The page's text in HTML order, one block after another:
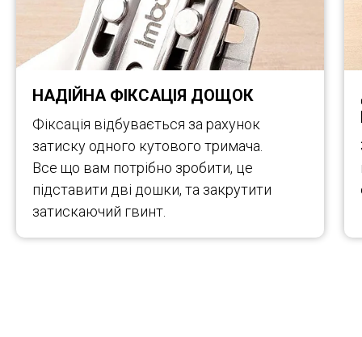
НАДІЙНА ФІКСАЦІЯ ДОЩОК
Фіксація відбувається за рахунок
затиску одного кутового тримача.
Все що вам потрібно зробити, це
підставити дві дошки, та закрутити
затискаючий гвинт.